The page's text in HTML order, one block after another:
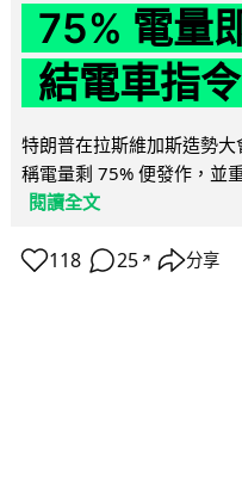
75% 電量
結電車指令
特朗普在拉斯維加斯造勢
稱電量剩 75% 便發作，並
閱讀全文
118 25 ↗ 分享